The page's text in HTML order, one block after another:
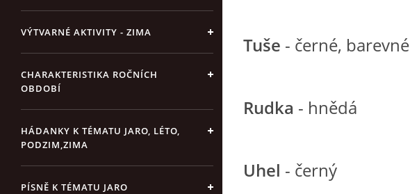
VÝTVARNÉ AKTIVITY - ZIMA
CHARAKTERISTIKA ROČNÍCH
OBDOBÍ
HÁDANKY K TÉMATU JARO, LÉTO,
PODZIM,ZIMA
PÍSNĚ K TÉMATU JARO
Tuše - černé, barevné
Rudka - hnědá
Uhel - černý